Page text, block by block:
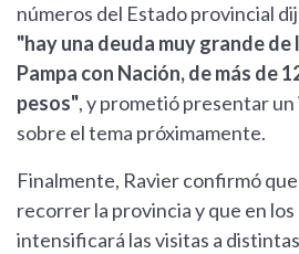
números del Estado provincial
"hay una deuda muy grande de
Pampa con Nación, de más de
pesos", y prometió presentar
sobre el tema próximamente.
Finalmente, Ravier confirmó
recorrer la provincia y que en los
intensificará las visitas a